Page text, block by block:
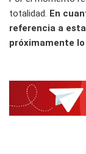
totalidad. En
referencia a
próximamente